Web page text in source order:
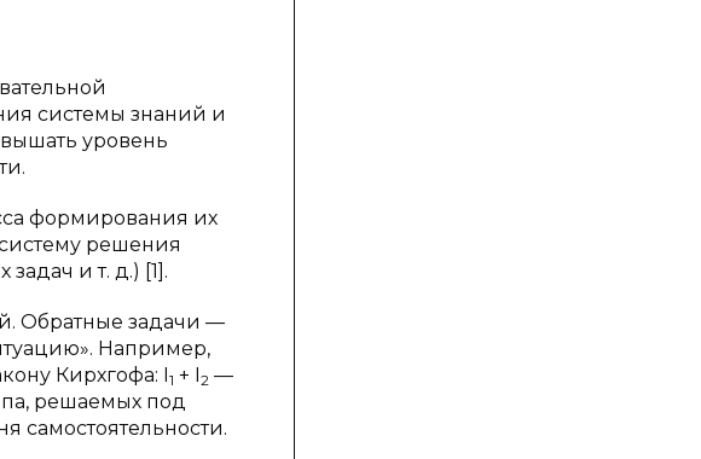
системы знаний и
уровень
формирования их
решения
и т. д.) [1].
Обратные задачи —
Например,
Кирхгофа: I1 + I2 —
решаемых под
самостоятельности.